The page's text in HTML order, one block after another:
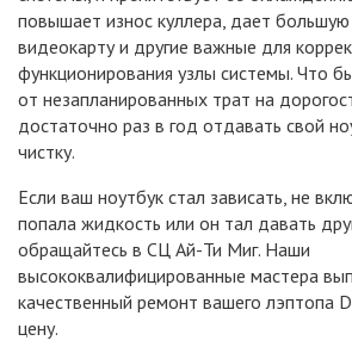
повышает износ куллера, дает большую
видеокарту и другие важные для
функционирования узлы системы. Что
от незапланированных трат на
достаточно раз в год отдавать свой
чистку.
Если ваш ноутбук стал зависать, не
попала жидкость или он тал давать
обращайтесь в СЦ Ай-Ти Миг. Наши
высококвалифицированные мастера
качественный ремонт вашего лэптопа
цену.